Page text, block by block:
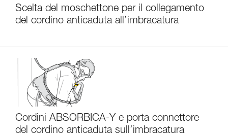
Scelta del moschettone per il collegamento
del cordino anticaduta all’imbracatura
Cordini ABSORBICA-Y e porta connettore
del cordino anticaduta sull’imbracatura